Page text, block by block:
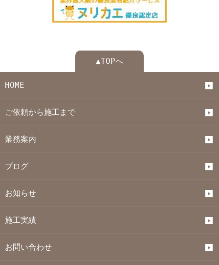
▲TOPへ
HOME
ご依頼から施工まで
業務案内
ブログ
お知らせ
施工実績
お問い合わせ